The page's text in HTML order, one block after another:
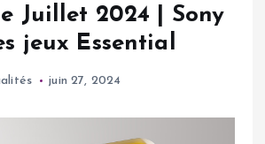
Juillet 2024 | Sony
jeux Essential
juin 27, 2024